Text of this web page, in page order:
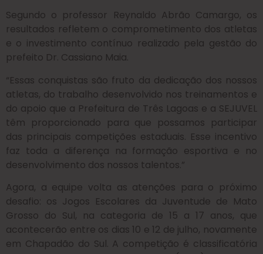
Segundo o professor Reynaldo Abrão Camargo, os
resultados refletem o comprometimento dos atletas
e o investimento contínuo realizado pela gestão do
prefeito Dr. Cassiano Maia.
“Essas conquistas são fruto da dedicação dos nossos
atletas, do trabalho desenvolvido nos treinamentos e
do apoio que a Prefeitura de Três Lagoas e a SEJUVEL
têm proporcionado para que possamos participar
das principais competições estaduais. Esse incentivo
faz toda a diferença na formação esportiva e no
desenvolvimento dos nossos talentos.”
Agora, a equipe volta as atenções para o próximo
desafio: os Jogos Escolares da Juventude de Mato
Grosso do Sul, na categoria de 15 a 17 anos, que
acontecerão entre os dias 10 e 12 de julho, novamente
em Chapadão do Sul. A competição é classificatória